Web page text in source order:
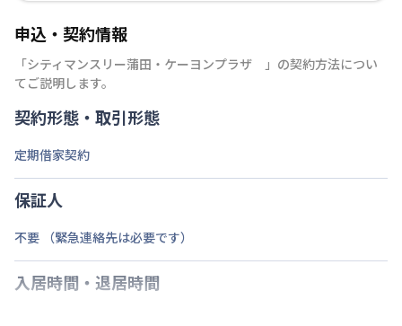
申込・契約情報
「シティマンスリー蒲田・ケーヨンプラザ
」の契約方法につい
てご説明します。
契約形態・取引形態
定期借家契約
保証人
不要 （緊急連絡先は必要です）
入居時間・退居時間